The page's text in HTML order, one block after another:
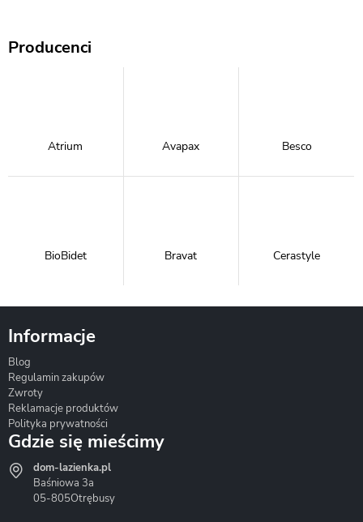
Producenci
Atrium Avapax Besco
BioBidet Bravat Cerastyle
Hydrostop
Informacje
Blog
Regulamin zakupów
Zwroty
Reklamacje produktów
Polityka prywatności
Gdzie się mieścimy
dom-lazienka.pl
Baśniowa 3a
05-805Otrębusy